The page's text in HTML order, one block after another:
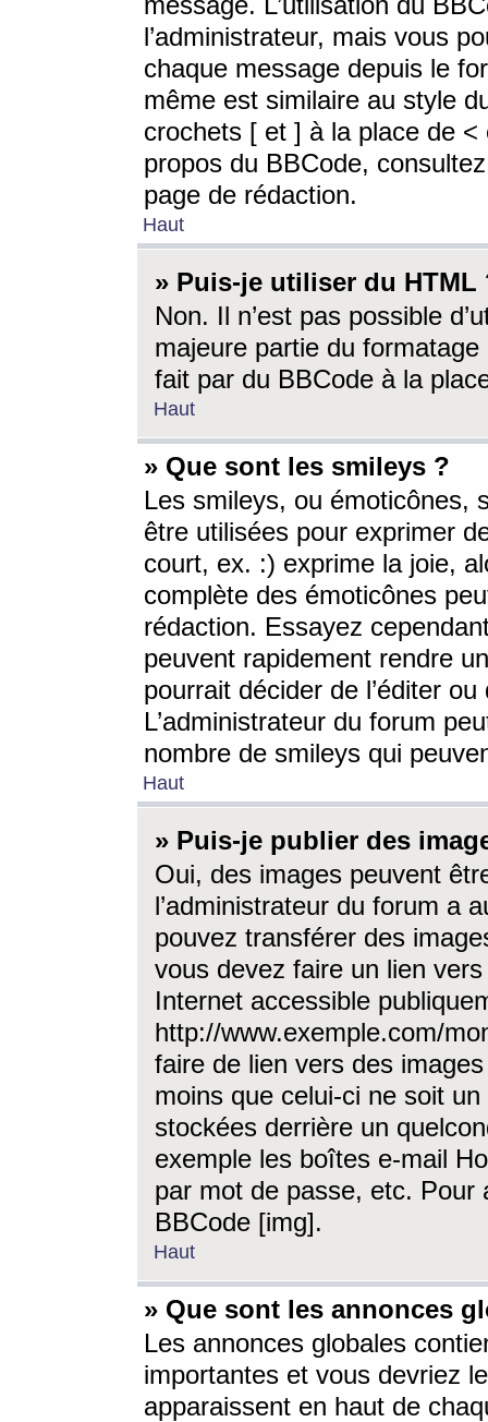
l’administrateur, mais vous
chaque message depuis le
même est similaire au style
crochets [ et ] à la place de <
propos du BBCode,
page de rédaction.
Haut
» Puis-je utiliser du HTML
Non. Il n’est pas possible
majeure partie du
fait par du BBCode à la
Haut
» Que sont les smileys ?
Les smileys, ou émoticônes,
être utilisées pour exprimer
court, ex. :) exprime la joie,
complète des émoticônes
rédaction. Essayez
peuvent rapidement rendre
pourrait décider de l’éditer
L’administrateur du forum
nombre de smileys qui
Haut
» Puis-je publier des
Oui, des images peuvent
l’administrateur du forum a
pouvez transférer des
vous devez faire un lien
Internet accessible
http://www.exemple.com/
faire de lien vers des
moins que celui-ci ne soit
stockées derrière un
exemple les boîtes e-mail
par mot de passe, etc. Pour
BBCode [img].
Haut
» Que sont les annonces
Les annonces globales
importantes et vous devriez
apparaissent en haut de